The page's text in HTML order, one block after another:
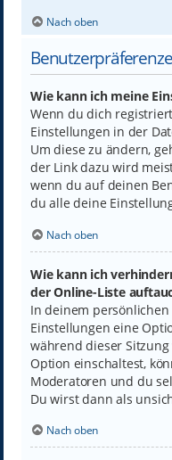
Nach oben
Wie kann ich meine
Wenn du dich
Einstellungen in der
Um diese zu ändern,
der Link dazu wird
wenn du auf deinen
du alle deine
Nach oben
Wie kann ich
der Online-Liste
In deinem
Einstellungen eine
während dieser
Option einschaltest,
Moderatoren und du
Du wirst dann als
Nach oben